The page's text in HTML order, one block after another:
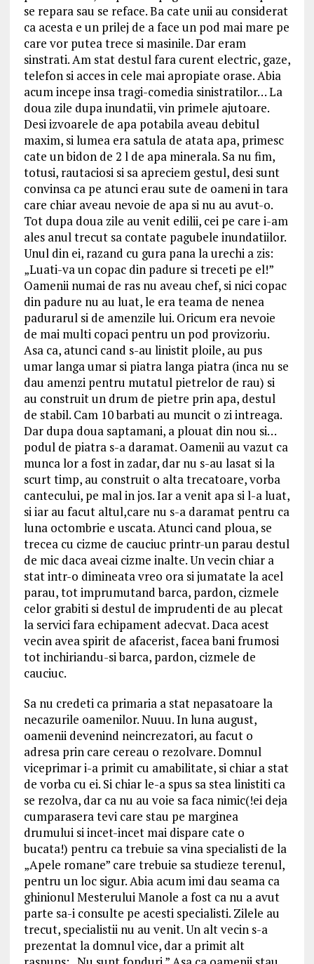
se repara sau se reface. Ba cate unii au considerat
ca acesta e un prilej de a face un pod mai mare pe
care vor putea trece si masinile. Dar eram
sinstrati. Am stat destul fara curent electric, gaze,
telefon si acces in cele mai apropiate orase. Abia
acum incepe insa tragi-comedia sinistratilor… La
doua zile dupa inundatii, vin primele ajutoare.
Desi izvoarele de apa potabila aveau debitul
maxim, si lumea era satula de atata apa, primesc
cate un bidon de 2 l de apa minerala. Sa nu fim,
totusi, rautaciosi si sa apreciem gestul, desi sunt
convinsa ca pe atunci erau sute de oameni in tara
care chiar aveau nevoie de apa si nu au avut-o.
Tot dupa doua zile au venit edilii, cei pe care i-am
ales anul trecut sa contate pagubele inundatiilor.
Unul din ei, razand cu gura pana la urechi a zis:
„Luati-va un copac din padure si treceti pe el!”
Oamenii numai de ras nu aveau chef, si nici copac
din padure nu au luat, le era teama de nenea
padurarul si de amenzile lui. Oricum era nevoie
de mai multi copaci pentru un pod provizoriu.
Asa ca, atunci cand s-au linistit ploile, au pus
umar langa umar si piatra langa piatra (inca nu se
dau amenzi pentru mutatul pietrelor de rau) si
au construit un drum de pietre prin apa, destul
de stabil. Cam 10 barbati au muncit o zi intreaga.
Dar dupa doua saptamani, a plouat din nou si…
podul de piatra s-a daramat. Oamenii au vazut ca
munca lor a fost in zadar, dar nu s-au lasat si la
scurt timp, au construit o alta trecatoare, vorba
cantecului, pe mal in jos. Iar a venit apa si l-a luat,
si iar au facut altul,care nu s-a daramat pentru ca
luna octombrie e uscata. Atunci cand ploua, se
trecea cu cizme de cauciuc printr-un parau destul
de mic daca aveai cizme inalte. Un vecin chiar a
stat intr-o dimineata vreo ora si jumatate la acel
parau, tot imprumutand barca, pardon, cizmele
celor grabiti si destul de imprudenti de au plecat
la servici fara echipament adecvat. Daca acest
vecin avea spirit de afacerist, facea bani frumosi
tot inchiriandu-si barca, pardon, cizmele de
cauciuc.
Sa nu credeti ca primaria a stat nepasatoare la
necazurile oamenilor. Nuuu. In luna august,
oamenii devenind neincrezatori, au facut o
adresa prin care cereau o rezolvare. Domnul
viceprimar i-a primit cu amabilitate, si chiar a stat
de vorba cu ei. Si chiar le-a spus sa stea linistiti ca
se rezolva, dar ca nu au voie sa faca nimic(!ei deja
cumparasera tevi care stau pe marginea
drumului si incet-incet mai dispare cate o
bucata!) pentru ca trebuie sa vina specialisti de la
„Apele romane” care trebuie sa studieze terenul,
pentru un loc sigur. Abia acum imi dau seama ca
ghinionul Mesterului Manole a fost ca nu a avut
parte sa-i consulte pe acesti specialisti. Zilele au
trecut, specialistii nu au venit. Un alt vecin s-a
prezentat la domnul vice, dar a primit alt